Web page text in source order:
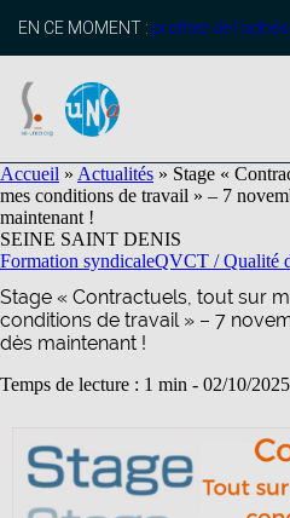
principal
EN CE MOMENT : profitez de
Accueil » Actualités » Stage «
mes conditions de travail » – 7
maintenant !
SEINE SAINT DENIS
Formation syndicaleQVCT / Qualité
Stage « Contractuels, tout sur
conditions de travail » – 7
dès maintenant !
Temps de lecture : 1 min - 02/10/2025